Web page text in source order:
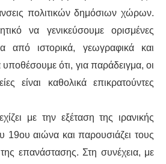
πολιτικών δημόσιων χώρων.
να γενικεύσουμε ορισμένες
από ιστορικά, γεωγραφικά και
υποθέσουμε ότι, για παράδειγμα, οι
είναι καθολικά επικρατούντες
με την εξέταση της ιρανικής
19ου αιώνα και παρουσιάζει τους
επανάστασης. Στη συνέχεια, με